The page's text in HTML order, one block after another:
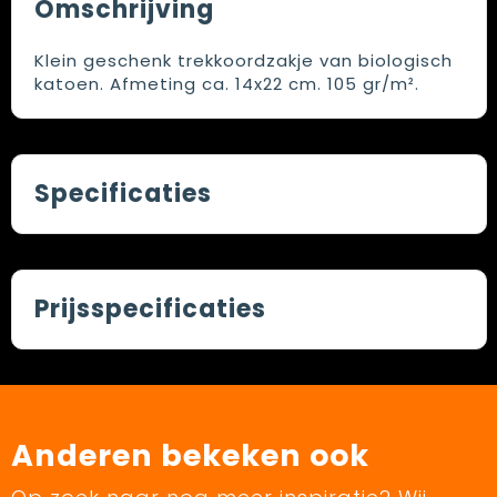
Omschrijving
Klein geschenk trekkoordzakje van biologisch
katoen. Afmeting ca. 14x22 cm. 105 gr/m².
Specificaties
Prijsspecificaties
Anderen bekeken ook